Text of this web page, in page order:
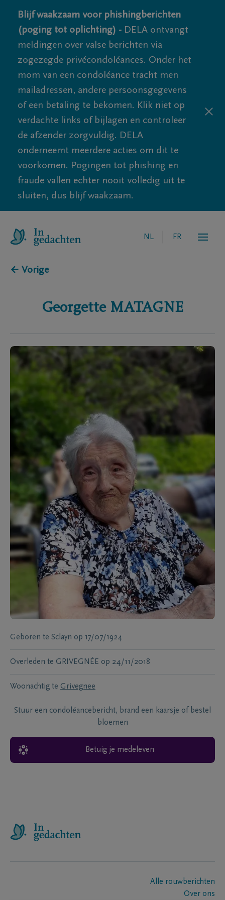
Blijf waakzaam voor phishingberichten
(poging tot oplichting) - DELA ontvangt
meldingen over valse berichten via
zogezegde privécondoléances. Onder het
mom van een condoléance tracht men
mailadressen, andere persoonsgegevens
of een betaling te bekomen. Klik niet op
verdachte links of bijlagen en controleer
de afzender zorgvuldig. DELA
onderneemt meerdere acties om dit te
voorkomen. Pogingen tot phishing en
fraude vallen echter nooit volledig uit te
sluiten, dus blijf waakzaam.
NL FR
← Vorige
Georgette MATAGNE
Geboren te Sclayn op 17/07/1924
Overleden te GRIVEGNÉE op 24/11/2018
Woonachtig te Grivegnee
Stuur een condoléancebericht, brand een kaarsje of bestel
bloemen
Betuig je medeleven
Alle rouwberichten
Over ons